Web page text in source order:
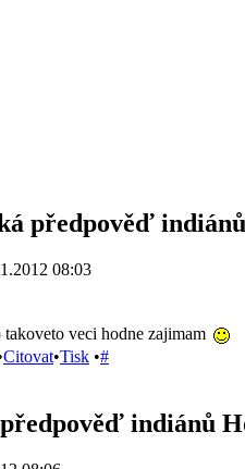
předpověď
08:03
veci hodne zajimam
Citovat•Tisk •#
indiánů